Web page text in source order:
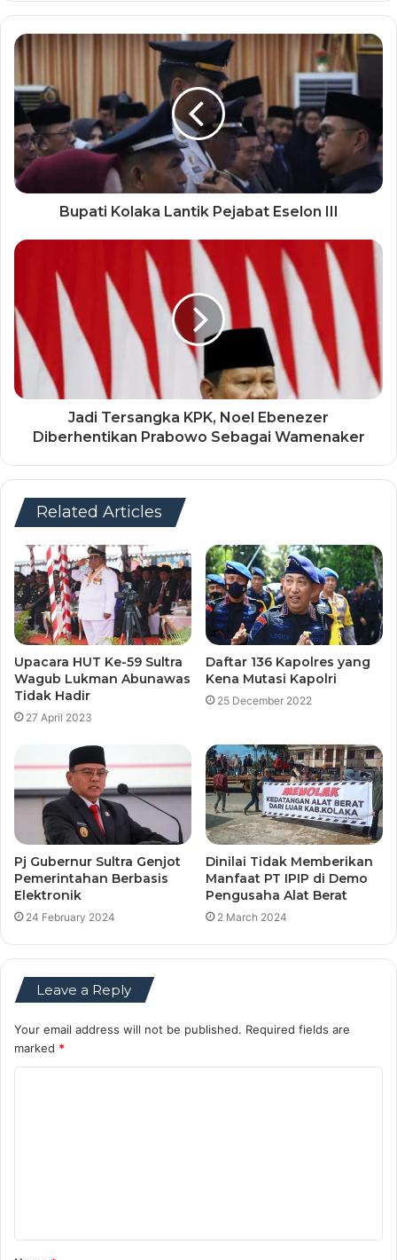
Bupati Kolaka Lantik Pejabat Eselon III
Jadi Tersangka KPK, Noel Ebenezer
Diberhentikan Prabowo Sebagai Wamenaker
Related Articles
Upacara HUT Ke-59 Sultra
Wagub Lukman Abunawas
Tidak Hadir
27 April 2023
Daftar 136 Kapolres yang
Kena Mutasi Kapolri
25 December 2022
Pj Gubernur Sultra Genjot
Pemerintahan Berbasis
Elektronik
24 February 2024
Dinilai Tidak Memberikan
Manfaat PT IPIP di Demo
Pengusaha Alat Berat
2 March 2024
Leave a Reply
Your email address will not be published. Required fields are
marked *
t